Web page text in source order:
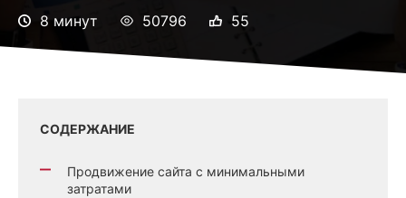
8 минут
50796 55
СОДЕРЖАНИЕ
Продвижение сайта с минимальными
затратами